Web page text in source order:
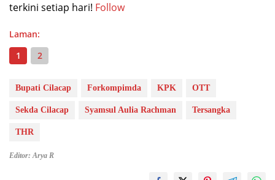
terkini setiap hari! Follow
Laman:
1
2
Bupati Cilacap Forkompimda KPK OTT
Sekda Cilacap Syamsul Aulia Rachman Tersangka
THR
Editor: Arya R